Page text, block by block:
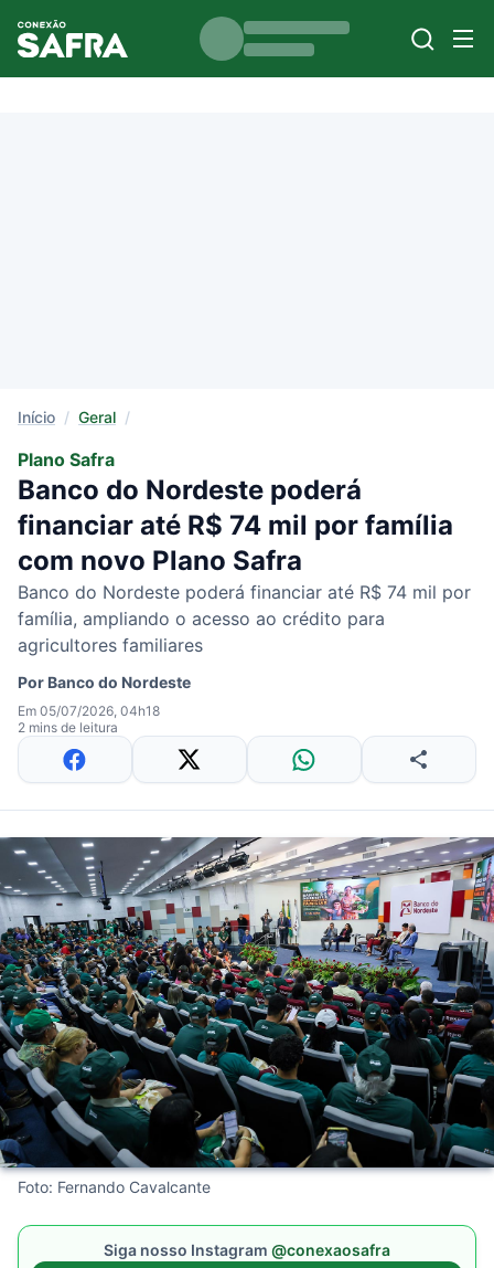
Início / Geral /
Plano Safra
Banco do Nordeste poderá
financiar até R$ 74 mil por família
com novo Plano Safra
Banco do Nordeste poderá financiar até R$ 74 mil por
família, ampliando o acesso ao crédito para
agricultores familiares
Por Banco do Nordeste
Em 05/07/2026, 04h18
2 mins de leitura
Foto: Fernando Cavalcante
Siga nosso Instagram @conexaosafra